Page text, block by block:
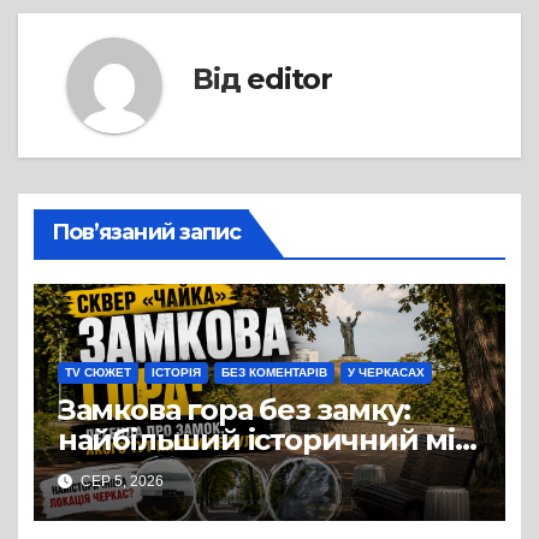
Від editor
Пов’язаний запис
TV СЮЖЕТ ІСТОРІЯ БЕЗ КОМЕНТАРІВ У ЧЕРКАСАХ
Замкова гора без замку:
найбільший історичний міф
Черкас
СЕР 5, 2026